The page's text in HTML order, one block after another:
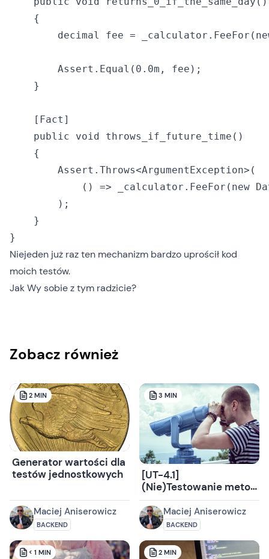
    {
decimal fee =
        Assert.Equal(0.0m, fee);
    }
    [Fact]
    public void throws_if_future_time()
    {
        Assert.Throws<ArgumentException>(
() => _calculator.FeeFor(new
        );
    }
Niejeden już raz ten mechanizm bardzo uprościł kod
moich testów.
Jak Wy sobie z tym radzicie?
Zobacz również
2 MIN
Generator wartości dla
testów jednostkowych
Maciej Aniserowicz
BACKEND
3 MIN
[UT-4.1]
(Nie)Testowanie metod
prywatnych
Maciej Aniserowicz
BACKEND
< 1 MIN 2 MIN